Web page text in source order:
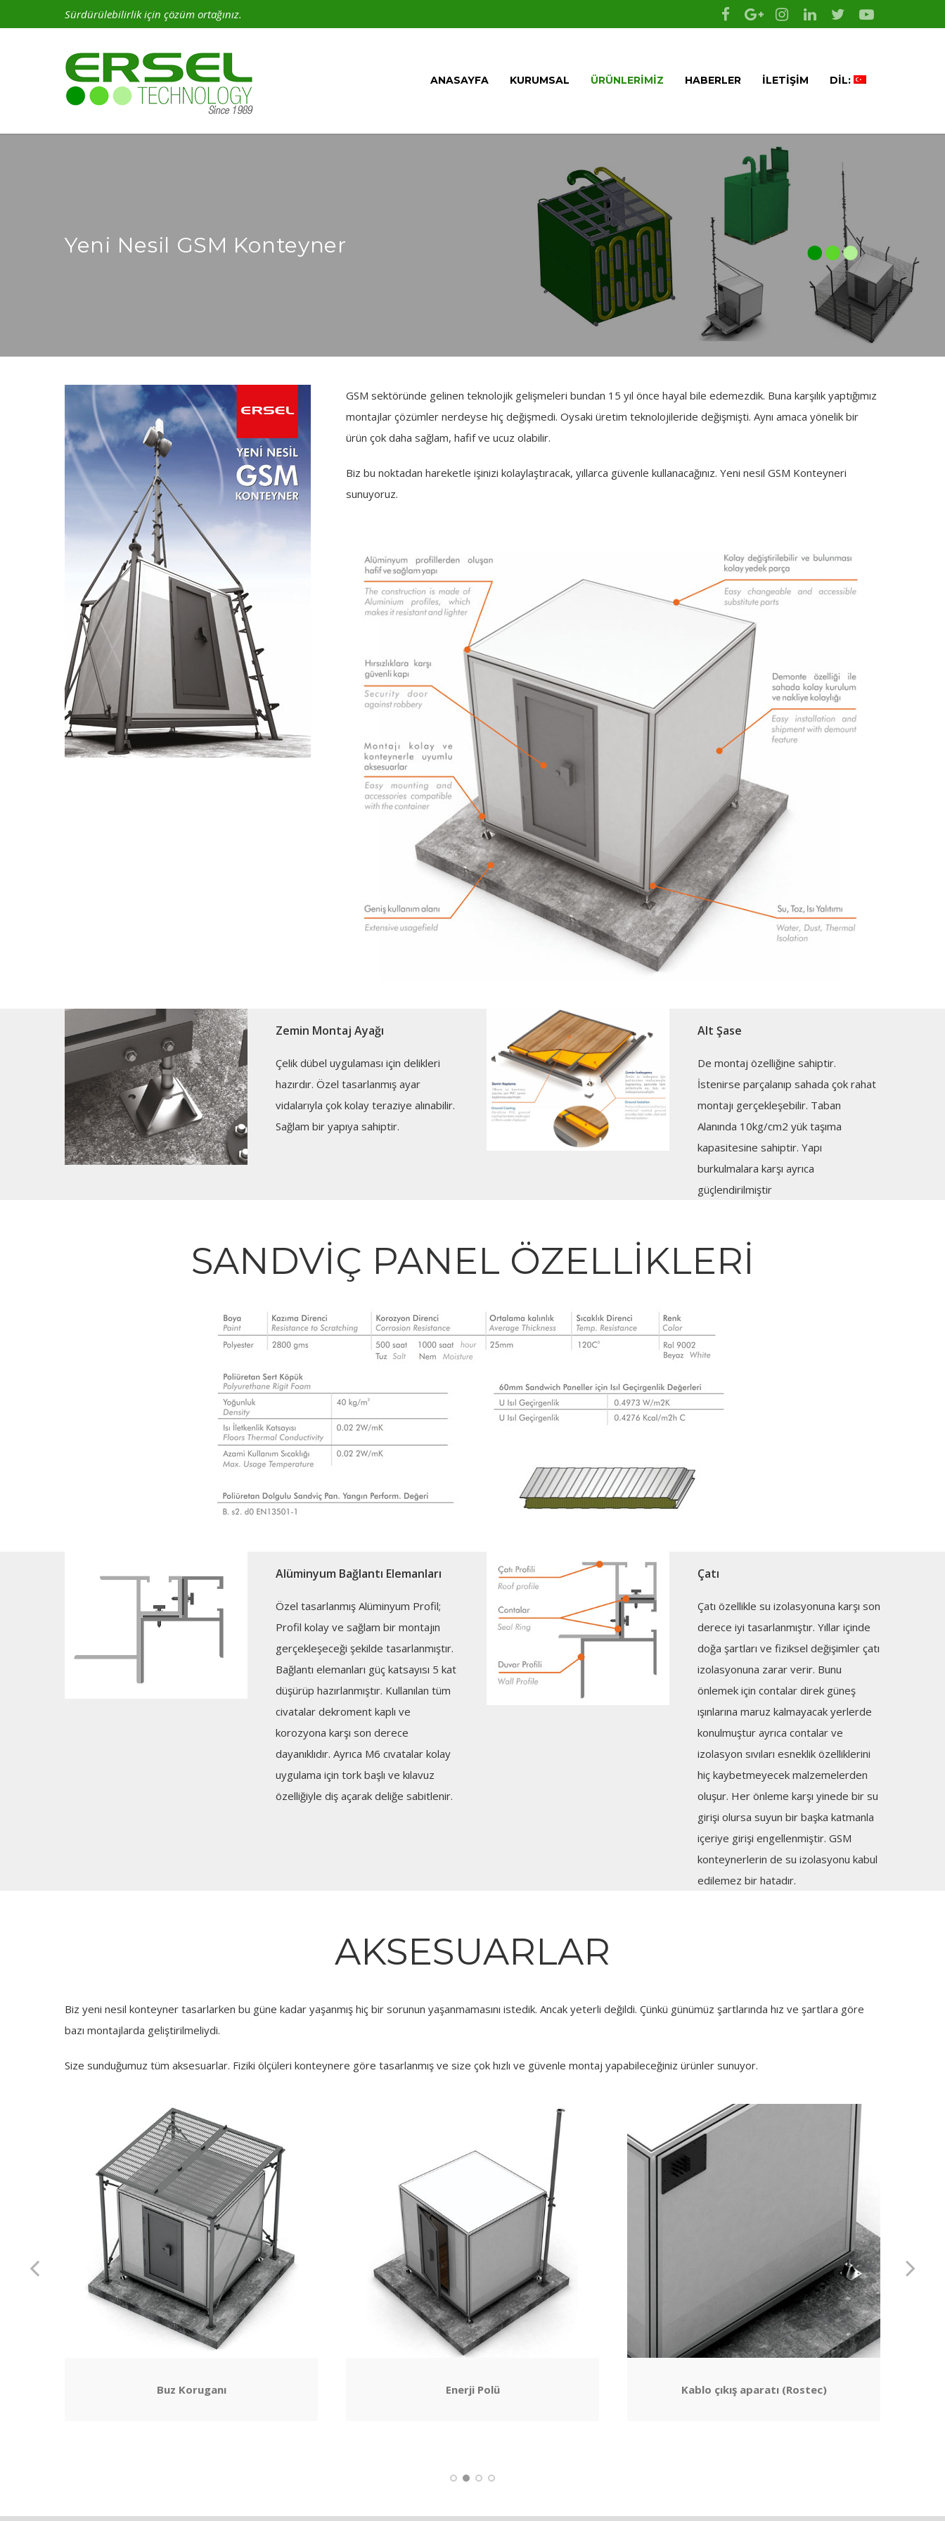
Sürdürülebilirlik için çözüm ortağınız.
ANASAYFA KURUMSAL ÜRÜNLERIMIZ HABERLER İLETIŞIM DIL:
Yeni Nesil GSM Konteyner
GSM sektöründe gelinen teknolojik gelişmeleri bundan 15 yıl önce hayal bile edemezdik. Buna karşılık yaptığımız
montajlar çözümler nerdeyse hiç değişmedi. Oysaki üretim teknolojileride değişmişti. Aynı amaca yönelik bir
ürün çok daha sağlam, hafif ve ucuz olabilir.
Biz bu noktadan hareketle işinizi kolaylaştıracak, yıllarca güvenle kullanacağınız. Yeni nesil GSM Konteyneri
sunuyoruz.
Zemin Montaj Ayağı
Çelik dübel uygulaması için delikleri
hazırdır. Özel tasarlanmış ayar
vidalarıyla çok kolay teraziye alınabilir.
Sağlam bir yapıya sahiptir.
Alt Şase
De montaj özelliğine sahiptir.
İstenirse parçalanıp sahada çok rahat
montajı gerçekleşebilir. Taban
Alanında 10kg/cm2 yük taşıma
kapasitesine sahiptir. Yapı
burkulmalara karşı ayrıca
güçlendirilmiştir
SANDVIÇ PANEL ÖZELLIKLERI
Alüminyum Bağlantı Elemanları
Özel tasarlanmış Alüminyum Profil;
Profil kolay ve sağlam bir montajın
gerçekleşeceği şekilde tasarlanmıştır.
Bağlantı elemanları güç katsayısı 5 kat
düşürüp hazırlanmıştır. Kullanılan tüm
civatalar dekroment kaplı ve
korozyona karşı son derece
dayanıklıdır. Ayrıca M6 cıvatalar kolay
uygulama için tork başlı ve kılavuz
özelliğiyle diş açarak deliğe sabitlenir.
Çatı
Çatı özellikle su izolasyonuna karşı son
derece iyi tasarlanmıştır. Yıllar içinde
doğa şartları ve fiziksel değişimler çatı
izolasyonuna zarar verir. Bunu
önlemek için contalar direk güneş
ışınlarına maruz kalmayacak yerlerde
konulmuştur ayrıca contalar ve
izolasyon sıvıları esneklik özelliklerini
hiç kaybetmeyecek malzemelerden
oluşur. Her önleme karşı yinede bir su
girişi olursa suyun bir başka katmanla
içeriye girişi engellenmiştir. GSM
konteynerlerin de su izolasyonu kabul
edilemez bir hatadır.
AKSESUARLAR
Biz yeni nesil konteyner tasarlarken bu güne kadar yaşanmış hiç bir sorunun yaşanmamasını istedik. Ancak yeterli değildi. Çünkü günümüz şartlarında hız ve şartlara göre
bazı montajlarda geliştirilmeliydi.
Size sunduğumuz tüm aksesuarlar. Fiziki ölçüleri konteynere göre tasarlanmış ve size çok hızlı ve güvenle montaj yapabileceğiniz ürünler sunuyor.
Buz Koruganı Enerji Polü Kablo çıkış aparatı (Rostec)